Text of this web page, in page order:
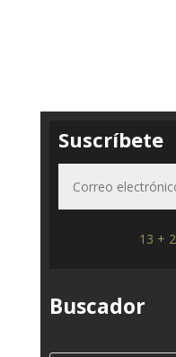
Suscríbete
13 + 2
Buscador